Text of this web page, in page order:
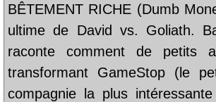
BÊTEMENT RICHE (Dumb
ultime de David vs. Goliath.
raconte comment de petits
transformant GameStop (le
compagnie la plus